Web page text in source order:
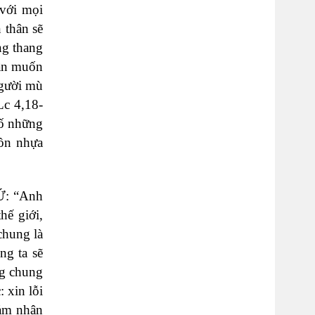
mọi
sẽ
thang
muốn
mù
4,18-
những
nhựa
“Anh
giới,
là
ta sẽ
chung
xin lỗi
nhận